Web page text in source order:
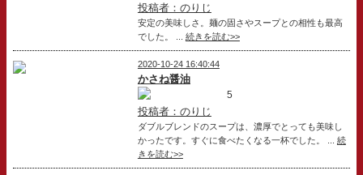
投稿者：のりじ
安定の美味しさ。麺の固さやスープとの相性も最高
でした。 ... 続きを読む>>
2020-10-24 16:40:44
かさね醤油
5
投稿者：のりじ
ダブルブレンドのスープは、濃厚でとっても美味し
かったです。すぐに食べたくなる一杯でした。 ... 続
きを読む>>